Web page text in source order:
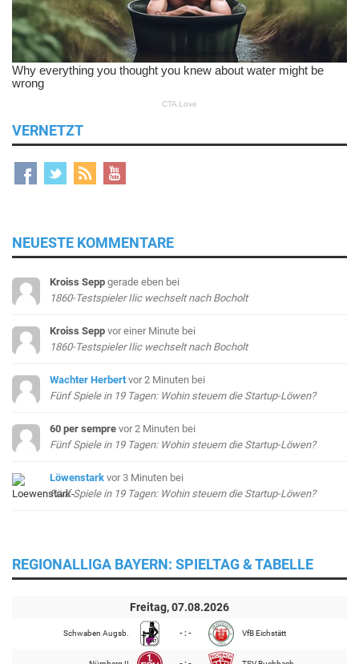
VERNETZT
NEUESTE KOMMENTARE
Kroiss Sepp gerade eben bei
1860-Testspieler Ilic wechselt nach Bocholt
Kroiss Sepp vor einer Minute bei
1860-Testspieler Ilic wechselt nach Bocholt
Wachter Herbert vor 2 Minuten bei
Fünf Spiele in 19 Tagen: Wohin steuern die Startup-Löwen?
60 per sempre vor 2 Minuten bei
Fünf Spiele in 19 Tagen: Wohin steuern die Startup-Löwen?
Löwenstark vor 3 Minuten bei
Fünf Spiele in 19 Tagen: Wohin steuern die Startup-Löwen?
REGIONALLIGA BAYERN: SPIELTAG & TABELLE
Freitag, 07.08.2026
Schwaben Augsb. - : - VfB Eichstätt